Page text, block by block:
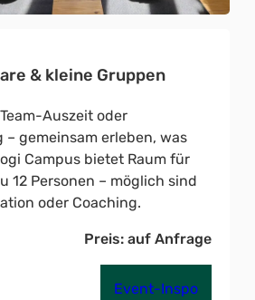
& kleine Gruppen
Auszeit oder
gemeinsam erleben, was
Campus bietet Raum für
12 Personen – möglich sind
oder Coaching.
Preis: auf Anfrage
Event-Inspo